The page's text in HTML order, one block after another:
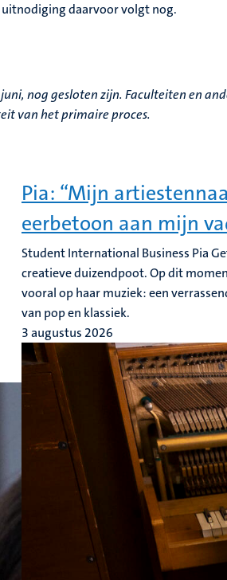
uitnodiging daarvoor volgt nog.
nog gesloten zijn. Faculteiten en
van het primaire proces.
Pia: “Mijn
eerbetoon aan mijn
Student International Business Pia
creatieve duizendpoot. Op dit
vooral op haar muziek: een
van pop en klassiek.
3 augustus 2026